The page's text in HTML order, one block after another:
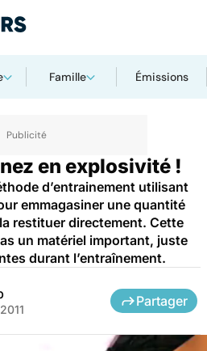
Famille Émissions
en explosivité !
d’entrainement utilisant
emmagasiner une quantité
restituer directement. Cette
un matériel important, juste
durant l’entraînement.
Partager